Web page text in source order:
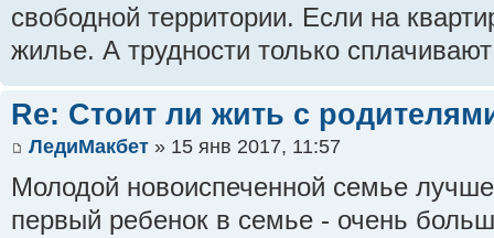
свободной территории. Если на
жилье. А трудности только
Re: Стоит ли жить с
ЛедиМакбет » 15 янв 2017, 11:57
Молодой новоиспеченной семье
первый ребенок в семье - очень